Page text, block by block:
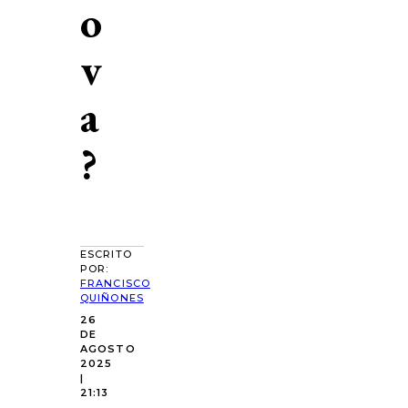
o
v
a
?
ESCRITO
POR:
FRANCISCO
QUIÑONES
26
DE
AGOSTO
2025
|
21:13